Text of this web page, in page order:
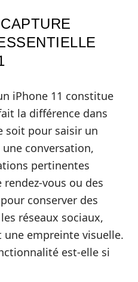
iPhone 11 constitue
la différence dans
soit pour saisir un
conversation,
pertinentes
vous ou des
conserver des
réseaux sociaux,
une empreinte visuelle.
est-elle si